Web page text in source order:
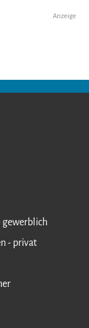
Anzeige
gewerblich
- privat